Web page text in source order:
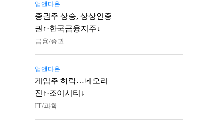
업앤다운
증권주 상승, 상상인증
권↑·한국금융지주↓
금융/증권
업앤다운
게임주 하락…네오리
진↑·조이시티↓
IT/과학